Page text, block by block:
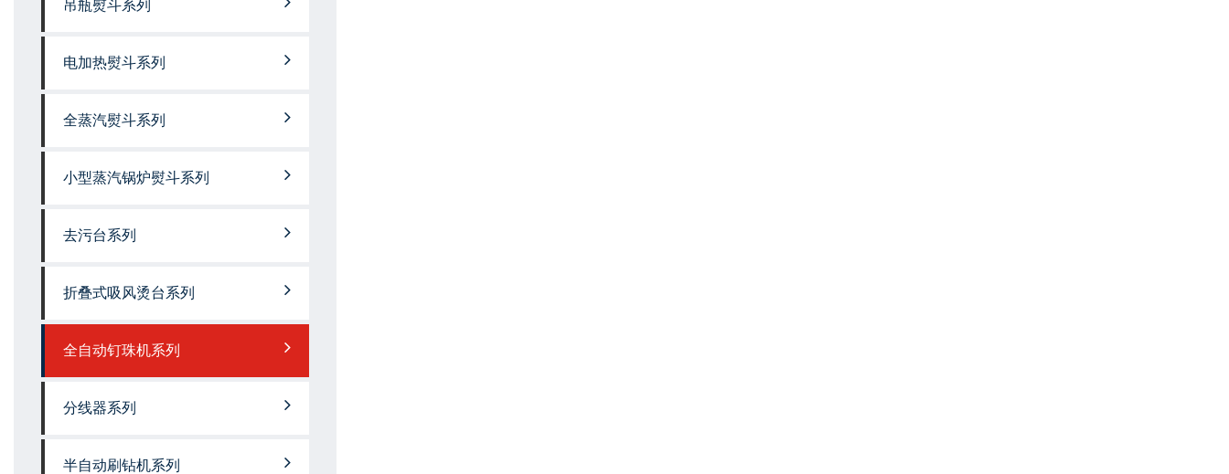
吊瓶熨斗系列
电加热熨斗系列
全蒸汽熨斗系列
小型蒸汽锅炉熨斗系列
去污台系列
折叠式吸风烫台系列
全自动钉珠机系列
分线器系列
半自动刷钻机系列